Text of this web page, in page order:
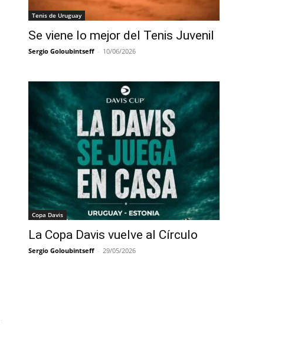
Tenis de Uruguay
Se viene lo mejor del Tenis Juvenil
Sergio Goloubintseff - 10/06/2026
Copa Davis
La Copa Davis vuelve al Círculo
Sergio Goloubintseff - 29/05/2026